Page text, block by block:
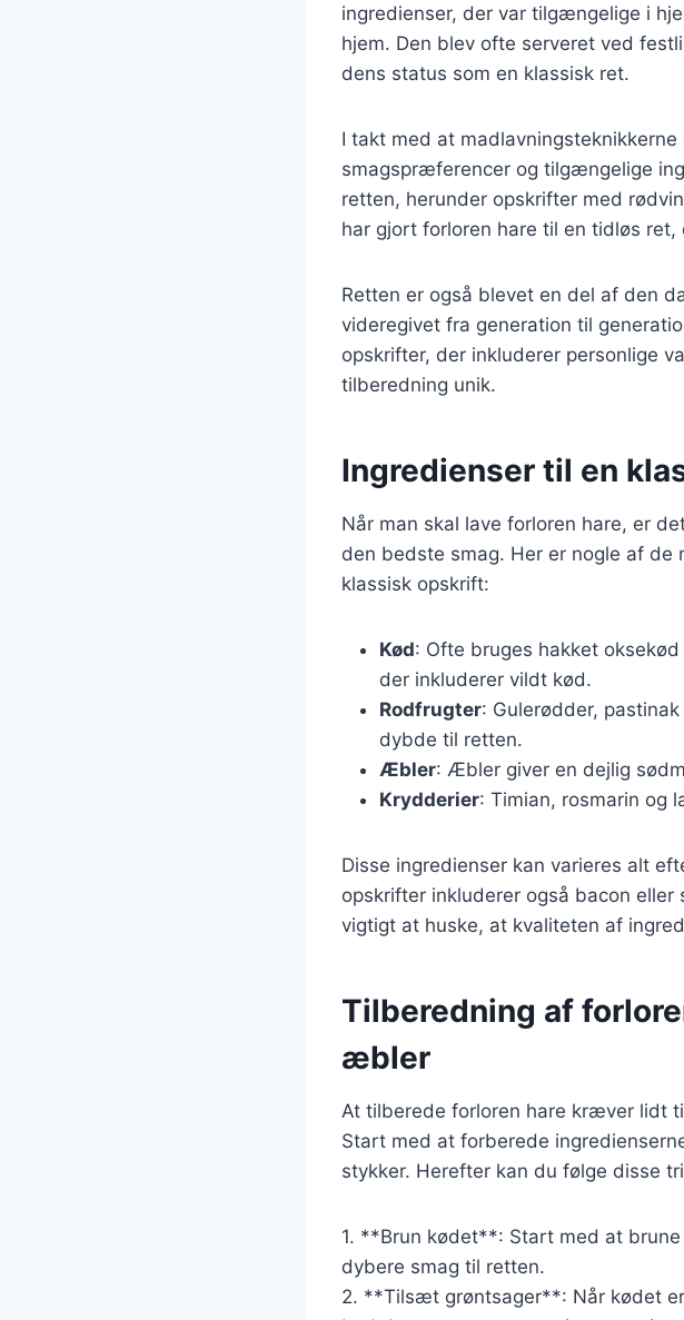
ingredienser, der var tilgængelige i
hjem. Den blev ofte serveret ved
dens status som en klassisk ret.
I takt med at
smagspræferencer og tilgængelige
retten, herunder opskrifter med
har gjort forloren hare til en tidløs
Retten er også blevet en del af den
videregivet fra generation til
opskrifter, der inkluderer personlige
tilberedning unik.
Ingredienser til en
Når man skal lave forloren hare, er
den bedste smag. Her er nogle af de
klassisk opskrift:
Kød: Ofte bruges hakket
der inkluderer vildt kød.
Rodfrugter: Gulerødder,
dybde til retten.
Æbler: Æbler giver en dejlig
Krydderier: Timian, rosmarin og
Disse ingredienser kan varieres alt
opskrifter inkluderer også bacon
vigtigt at huske, at kvaliteten af
Tilberedning af
æbler
At tilberede forloren hare kræver lidt
Start med at forberede
stykker. Herefter kan du følge disse
1. **Brun kødet**: Start med at
dybere smag til retten.
2. **Tilsæt grøntsager**: Når kødet